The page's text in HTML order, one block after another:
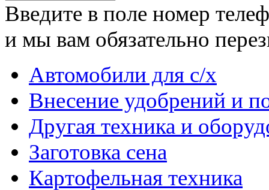
Введите в поле номер
и мы вам обязательно
Автомобили для с/х
Внесение удобрений и
Другая техника и
Заготовка сена
Картофельная техника